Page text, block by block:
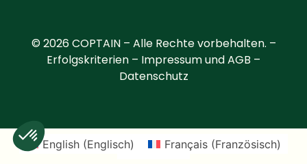
© 2026 COPTAIN – Alle Rechte vorbehalten. –
Erfolgskriterien – Impressum und AGB –
Datenschutz
English (Englisch) Français (Französisch)